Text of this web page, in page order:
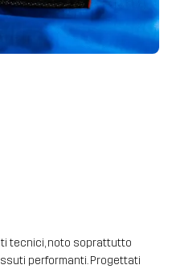
tecnici, noto soprattutto
performanti. Progettati